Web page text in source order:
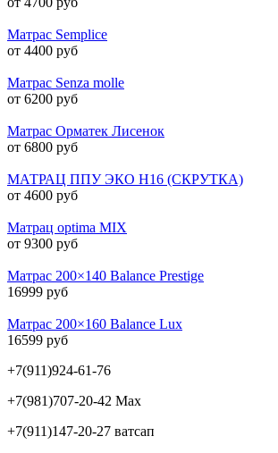
Матрас Semplice
от 4400 руб
Матрас Senza molle
от 6200 руб
Матрас Орматек Лисенок
от 6800 руб
МАТРАЦ ППУ ЭКО H16 (СКРУТКА)
от 4600 руб
Матрац optima MIX
от 9300 руб
Матрас 200×140 Balance Prestige
16999 руб
Матрас 200×160 Balance Lux
16599 руб
+7(911)924-61-76
+7(981)707-20-42 Max
+7(911)147-20-27 ватсап